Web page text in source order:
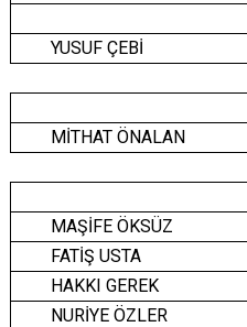
YUSUF ÇEBİ
MİTHAT ÖNALAN
MAŞİFE ÖKSÜZ
FATİŞ USTA
HAKKI GEREK
NURİYE ÖZLER